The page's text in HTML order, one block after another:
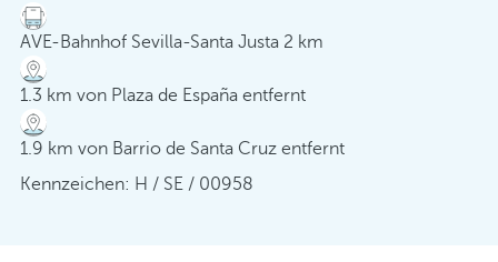
AVE-Bahnhof Sevilla-Santa Justa 2 km
1.3 km von Plaza de España entfernt
1.9 km von Barrio de Santa Cruz entfernt
Kennzeichen: H / SE / 00958